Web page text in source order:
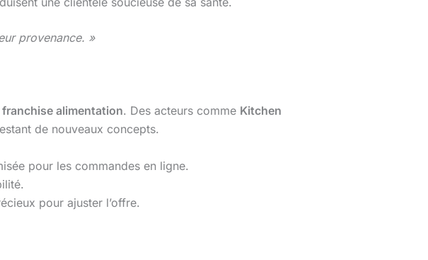
provenance. »
franchise alimentation. Des acteurs comme Kitchen
de nouveaux concepts.
pour les commandes en ligne.
pour ajuster l’offre.